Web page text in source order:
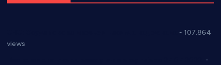
- 107.864
views
-